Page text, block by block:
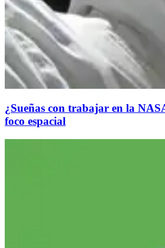
¿Sueñas con trabajar en la
foco espacial